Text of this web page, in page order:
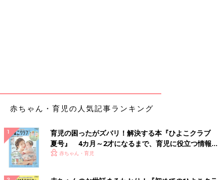
赤ちゃん・育児の人気記事ランキング
育児の困ったがズバリ！解決する本『ひよこクラブ
夏号』 4カ月～2才になるまで、育児に役立つ情報が
いっぱい！
赤ちゃん・育児